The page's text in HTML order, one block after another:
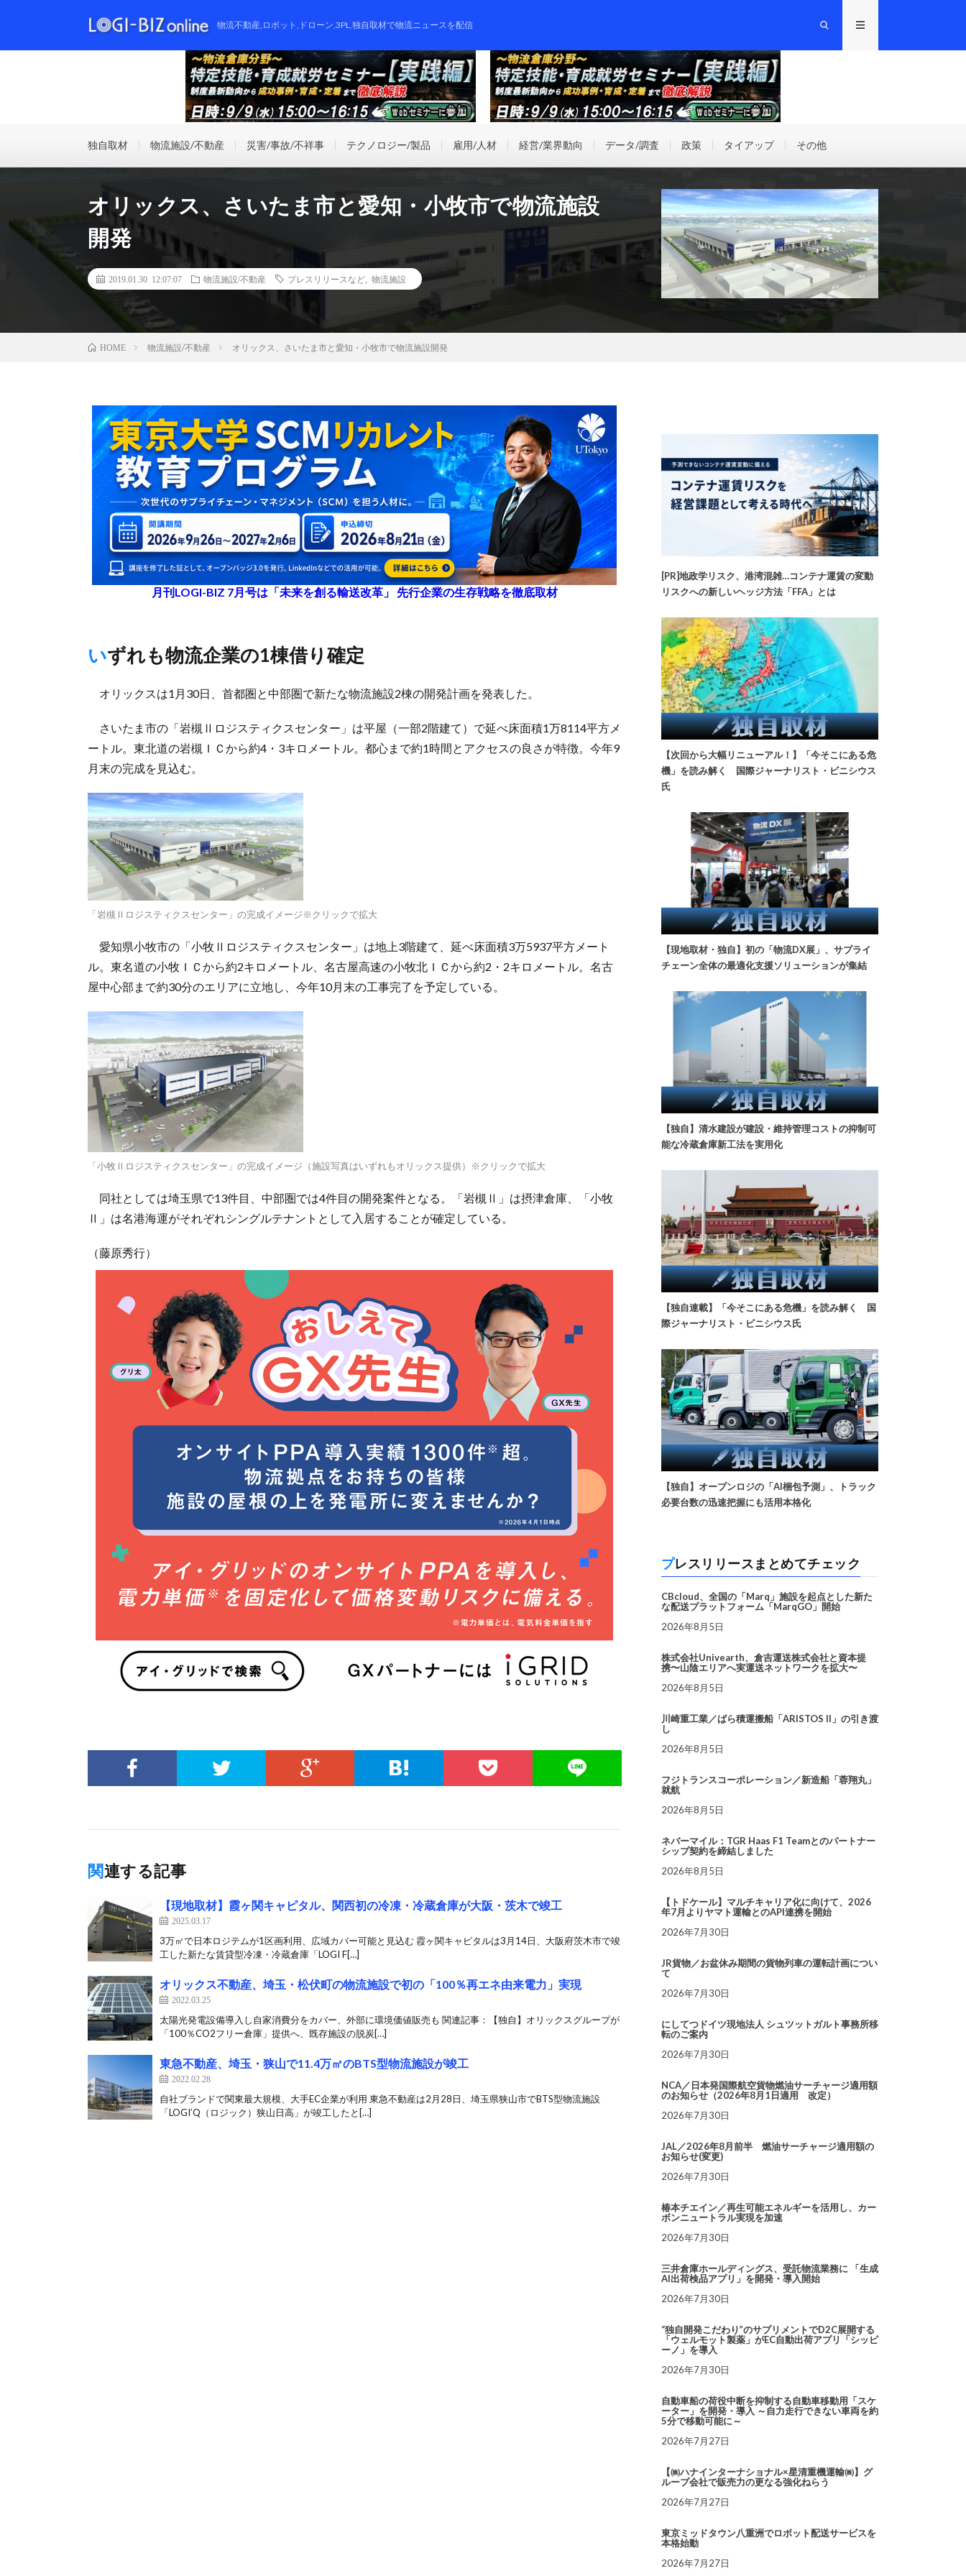
物流不動産,ロボット,ドローン,3PL,独自取材で物流ニュースを配信
独自取材 物流施設/不動産 災害/事故/不祥事 テクノロジー/製品 雇用/人材 経営/業界動向 データ/調査 政策 タイアップ その他
オリックス、さいたま市と愛知・小牧市で物流施設
開発
2019.01.30 12:07:07 物流施設/不動産 プレスリリースなど 物流施設
HOME 物流施設/不動産 オリックス、さいたま市と愛知・小牧市で物流施設開発
月刊LOGI-BIZ 7月号は「未来を創る輸送改革」 先行企業の生存戦略を徹底取材
いずれも物流企業の1棟借り確定
オリックスは1月30日、首都圏と中部圏で新たな物流施設2棟の開発計画を発表した。
さいたま市の「岩槻Ⅱロジスティクスセンター」は平屋（一部2階建て）で延べ床面積1万8114平方メ
ートル。東北道の岩槻ＩＣから約4・3キロメートル。都心まで約1時間とアクセスの良さが特徴。今年9
月末の完成を見込む。
「岩槻Ⅱロジスティクスセンター」の完成イメージ※クリックで拡大
愛知県小牧市の「小牧Ⅱロジスティクスセンター」は地上3階建て、延べ床面積3万5937平方メート
ル。東名道の小牧ＩＣから約2キロメートル、名古屋高速の小牧北ＩＣから約2・2キロメートル。名古
屋中心部まで約30分のエリアに立地し、今年10月末の工事完了を予定している。
「小牧Ⅱロジスティクスセンター」の完成イメージ（施設写真はいずれもオリックス提供）※クリックで拡大
同社としては埼玉県で13件目、中部圏では4件目の開発案件となる。「岩槻Ⅱ」は摂津倉庫、「小牧
Ⅱ」は名港海運がそれぞれシングルテナントとして入居することが確定している。
（藤原秀行）
関連する記事
【現地取材】霞ヶ関キャピタル、関西初の冷凍・冷蔵倉庫が大阪・茨木で竣工
2025.03.17
3万㎡で日本ロジテムが1区画利用、広域カバー可能と見込む 霞ヶ関キャピタルは3月14日、大阪府茨木市で竣
工した新たな賃貸型冷凍・冷蔵倉庫「LOGI F[…]
オリックス不動産、埼玉・松伏町の物流施設で初の「100％再エネ由来電力」実現
2022.03.25
太陽光発電設備導入し自家消費分をカバー、外部に環境価値販売も 関連記事：【独自】オリックスグループが
「100％CO2フリー倉庫」提供へ、既存施設の脱炭[…]
東急不動産、埼玉・狭山で11.4万㎡のBTS型物流施設が竣工
2022.02.28
自社ブランドで関東最大規模、大手EC企業が利用 東急不動産は2月28日、埼玉県狭山市でBTS型物流施設
「LOGI’Q（ロジック）狭山日高」が竣工したと[…]
[PR]地政学リスク、港湾混雑…コンテナ運賃の変動
リスクへの新しいヘッジ方法「FFA」とは
【次回から大幅リニューアル！】「今そこにある危
機」を読み解く 国際ジャーナリスト・ビニシウス
氏
【現地取材・独自】初の「物流DX展」、サプライ
チェーン全体の最適化支援ソリューションが集結
【独自】清水建設が建設・維持管理コストの抑制可
能な冷蔵倉庫新工法を実用化
【独自連載】「今そこにある危機」を読み解く 国
際ジャーナリスト・ビニシウス氏
【独自】オープンロジの「AI梱包予測」、トラック
必要台数の迅速把握にも活用本格化
プレスリリースまとめてチェック
CBcloud、全国の「Marq」施設を起点とした新た
な配送プラットフォーム「MarqGO」開始
2026年8月5日
株式会社Univearth、倉吉運送株式会社と資本提
携〜山陰エリアへ実運送ネットワークを拡大〜
2026年8月5日
川崎重工業／ばら積運搬船「ARISTOS II」の引き渡
し
2026年8月5日
フジトランスコーポレーション／新造船「蓉翔丸」
就航
2026年8月5日
ネバーマイル：TGR Haas F1 Teamとのパートナー
シップ契約を締結しました
2026年8月5日
【トドケール】マルチキャリア化に向けて、2026
年7月よりヤマト運輸とのAPI連携を開始
2026年7月30日
JR貨物／お盆休み期間の貨物列車の運転計画につい
て
2026年7月30日
にしてつドイツ現地法人 シュツットガルト事務所移
転のご案内
2026年7月30日
NCA／日本発国際航空貨物燃油サーチャージ適用額
のお知らせ（2026年8月1日適用 改定）
2026年7月30日
JAL／2026年8月前半 燃油サーチャージ適用額の
お知らせ(変更)
2026年7月30日
椿本チエイン／再生可能エネルギーを活用し、カー
ボンニュートラル実現を加速
2026年7月30日
三井倉庫ホールディングス、受託物流業務に 「生成
AI出荷検品アプリ」を開発・導入開始
2026年7月30日
“独自開発こだわり”のサプリメントでD2C展開する
「ウェルモット製薬」がEC自動出荷アプリ「シッピ
ーノ」を導入
2026年7月30日
自動車船の荷役中断を抑制する自動車移動用「スケ
ーター」を開発・導入 ～自力走行できない車両を約
5分で移動可能に～
2026年7月27日
【㈱ハナインターナショナル×星清重機運輸㈱】グ
ループ会社で販売力の更なる強化ねらう
2026年7月27日
東京ミッドタウン八重洲でロボット配送サービスを
本格始動
2026年7月27日